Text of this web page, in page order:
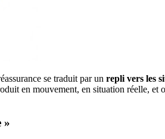
se traduit par un repli vers les
en mouvement, en situation réelle,
»